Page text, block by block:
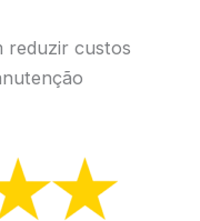
reduzir custos